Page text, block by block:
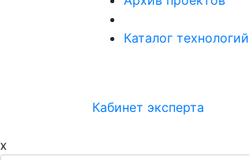
Каталог технологий
Кабинет эксперта
x